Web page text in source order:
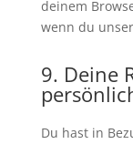
deinem
wenn du
9. Deine
Du hast in